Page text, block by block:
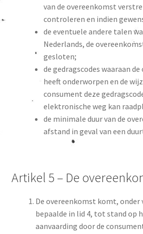
van de overeenkomst
controleren en indien
de eventuele andere talen
Nederlands, de
gesloten;
de gedragscodes waaraan
heeft onderworpen en de
consument deze
elektronische weg kan
de minimale duur van de
afstand in geval van een
Artikel 5 – De
De overeenkomst komt, onder
bepaalde in lid 4, tot stand op
aanvaarding door de